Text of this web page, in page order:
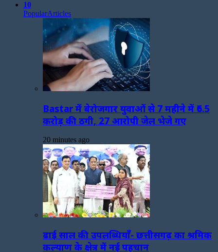
10
PopularArticles
Bastar में बेरोजगार युवाओं से 7 महीने में ₹6.5
करोड़ की ठगी, 27 आरोपी जेल भेजे गए
20 minutes ago
ढाई साल की उपलब्धियाँ- छत्तीसगढ़ का श्रमिक
कल्याण के क्षेत्र में नई पहचान